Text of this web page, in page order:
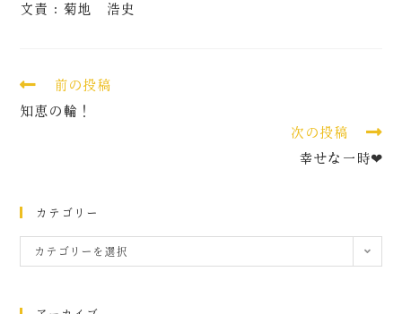
文責：菊地 浩史
前の投稿
知恵の輪！
次の投稿
幸せな一時❤
カテゴリー
カテゴリーを選択